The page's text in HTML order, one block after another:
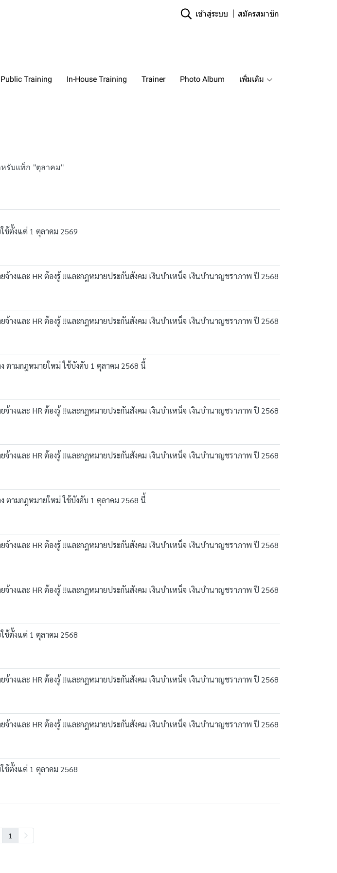
เข้าสู่ระบบ สมัครสมาชิก
Public Training In-House Training Trainer Photo Album เพิ่มเติม
หรับแท็ก "ตุลาคม"
ช้ตั้งแต่ 1 ตุลาคม 2569
างและ HR ต้องรู้ !!และกฎหมายประกันสังคม เงินบำเหน็จ เงินบำนาญชราภาพ ปี 2568
างและ HR ต้องรู้ !!และกฎหมายประกันสังคม เงินบำเหน็จ เงินบำนาญชราภาพ ปี 2568
ตามกฎหมายใหม่ ใช้บังคับ 1 ตุลาคม 2568 นี้
างและ HR ต้องรู้ !!และกฎหมายประกันสังคม เงินบำเหน็จ เงินบำนาญชราภาพ ปี 2568
างและ HR ต้องรู้ !!และกฎหมายประกันสังคม เงินบำเหน็จ เงินบำนาญชราภาพ ปี 2568
ตามกฎหมายใหม่ ใช้บังคับ 1 ตุลาคม 2568 นี้
างและ HR ต้องรู้ !!และกฎหมายประกันสังคม เงินบำเหน็จ เงินบำนาญชราภาพ ปี 2568
างและ HR ต้องรู้ !!และกฎหมายประกันสังคม เงินบำเหน็จ เงินบำนาญชราภาพ ปี 2568
ช้ตั้งแต่ 1 ตุลาคม 2568
างและ HR ต้องรู้ !!และกฎหมายประกันสังคม เงินบำเหน็จ เงินบำนาญชราภาพ ปี 2568
างและ HR ต้องรู้ !!และกฎหมายประกันสังคม เงินบำเหน็จ เงินบำนาญชราภาพ ปี 2568
ช้ตั้งแต่ 1 ตุลาคม 2568
1